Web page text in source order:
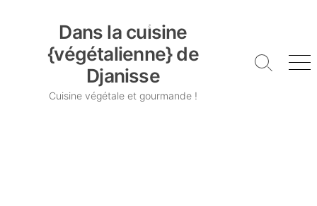
Dans la cuisine
{végétalienne} de
Djanisse
Cuisine végétale et gourmande !
Search